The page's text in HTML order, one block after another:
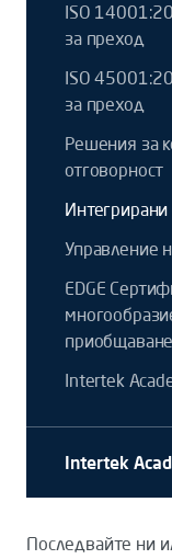
ISO
за преход
ISO
за преход
Решения за
отговорност
Управление
EDGE
Intertek
Intertek
Последвайте ни